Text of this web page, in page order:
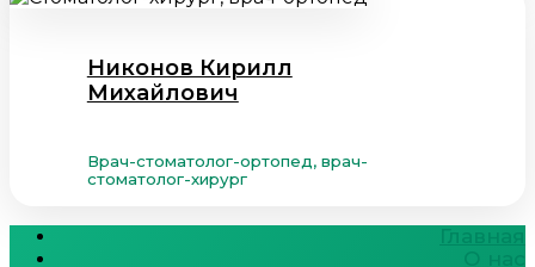
Никонов Кирилл
Михайлович
Врач-стоматолог-ортопед, врач-
стоматолог-хирург
Главная